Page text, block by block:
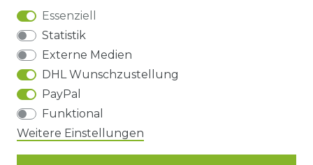
BARRIEREFREIHEIT
Impressum Daten­schutz­erklärung
Barrierefreiheitserklärung
Essenziell
Statistik
Externe Medien
DHL Wunschzustellung
PayPal
Funktional
Weitere Einstellungen